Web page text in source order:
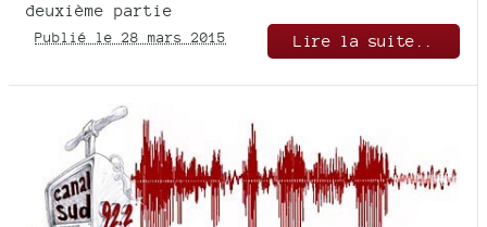
deuxième partie
Publié le 28 mars 2015 Lire la suite..